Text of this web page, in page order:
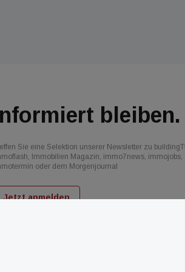
bleiben.
Sie eine Selektion unserer Newsletter zu
Immobilien Magazin, immo7news, immojobs,
oder dem Morgenjournal
Jetzt anmelden